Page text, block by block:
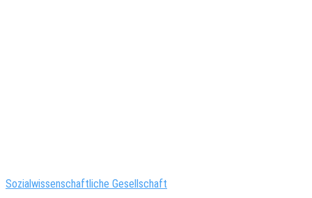
Sozialwissenschaftliche Gesellschaft